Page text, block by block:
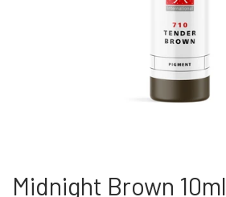
Midnight Brown 10ml